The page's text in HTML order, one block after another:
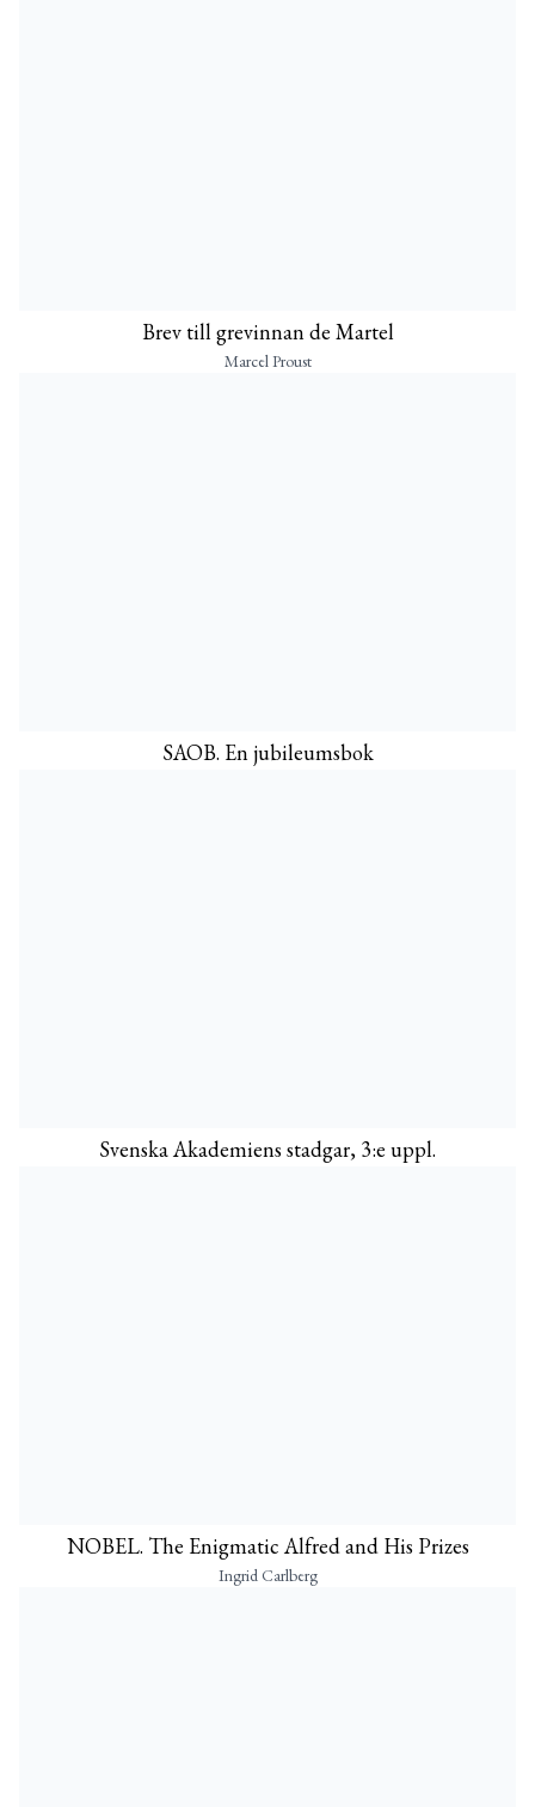
Brev till grevinnan de Martel
Marcel Proust
SAOB. En jubileumsbok
Svenska Akademiens stadgar, 3:e uppl.
NOBEL. The Enigmatic Alfred and His Prizes
Ingrid Carlberg